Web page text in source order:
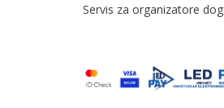
Servis za organizatore